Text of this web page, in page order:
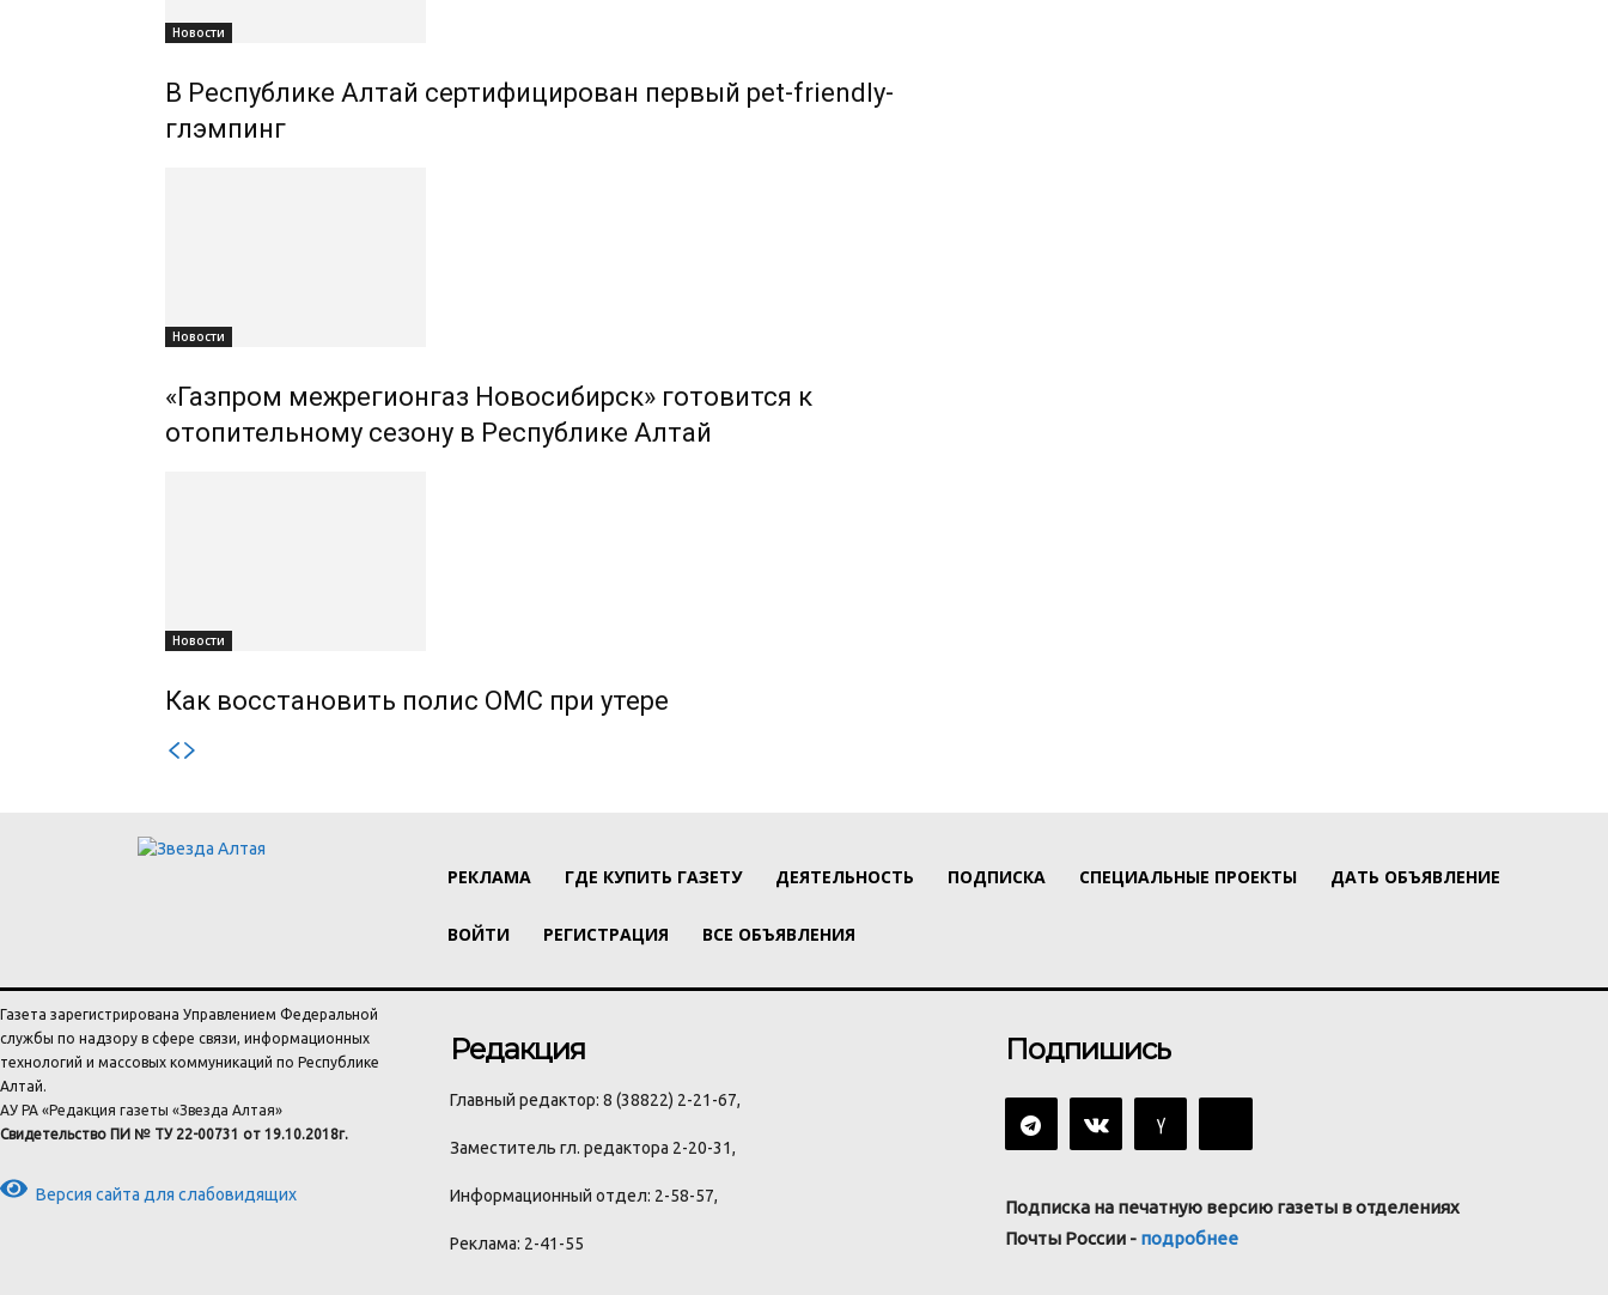
Новости
В Республике Алтай сертифицирован первый pet-friendly-
глэмпинг
Новости
«Газпром межрегионгаз Новосибирск» готовится к
отопительному сезону в Республике Алтай
Новости
Как восстановить полис ОМС при утере
РЕКЛАМА ГДЕ КУПИТЬ ГАЗЕТУ ДЕЯТЕЛЬНОСТЬ ПОДПИСКА СПЕЦИАЛЬНЫЕ ПРОЕКТЫ ДАТЬ ОБЪЯВЛЕНИЕ
ВОЙТИ РЕГИСТРАЦИЯ ВСЕ ОБЪЯВЛЕНИЯ
Газета зарегистрирована Управлением Федеральной
службы по надзору в сфере связи, информационных
технологий и массовых коммуникаций по Республике
Алтай.
АУ РА «Редакция газеты «Звезда Алтая»
Свидетельство ПИ № ТУ 22-00731 от 19.10.2018г.
Версия сайта для слабовидящих
Редакция
Главный редактор: 8 (38822) 2-21-67,
Заместитель гл. редактора 2-20-31,
Информационный отдел: 2-58-57,
Реклама: 2-41-55
Подпишись
Подписка на печатную версию газеты в отделениях
Почты России - подробнее